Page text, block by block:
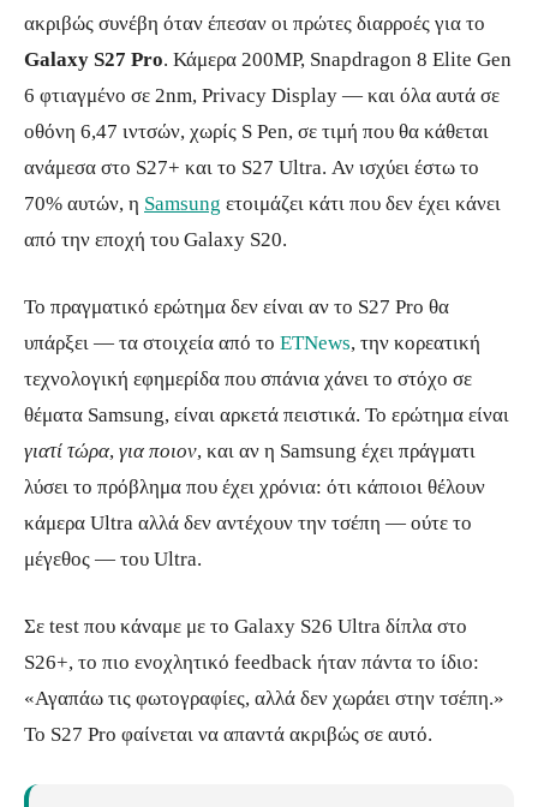
ακριβώς συνέβη όταν έπεσαν οι πρώτες διαρροές για το
Galaxy S27 Pro. Κάμερα 200MP, Snapdragon 8 Elite Gen
6 φτιαγμένο σε 2nm, Privacy Display — και όλα αυτά σε
οθόνη 6,47 ιντσών, χωρίς S Pen, σε τιμή που θα κάθεται
ανάμεσα στο S27+ και το S27 Ultra. Αν ισχύει έστω το
70% αυτών, η Samsung ετοιμάζει κάτι που δεν έχει κάνει
από την εποχή του Galaxy S20.
Το πραγματικό ερώτημα δεν είναι αν το S27 Pro θα
υπάρξει — τα στοιχεία από το ETNews, την κορεατική
τεχνολογική εφημερίδα που σπάνια χάνει το στόχο σε
θέματα Samsung, είναι αρκετά πειστικά. Το ερώτημα είναι
γιατί τώρα, για ποιον, και αν η Samsung έχει πράγματι
λύσει το πρόβλημα που έχει χρόνια: ότι κάποιοι θέλουν
κάμερα Ultra αλλά δεν αντέχουν την τσέπη — ούτε το
μέγεθος — του Ultra.
Σε test που κάναμε με το Galaxy S26 Ultra δίπλα στο
S26+, το πιο ενοχλητικό feedback ήταν πάντα το ίδιο:
«Αγαπάω τις φωτογραφίες, αλλά δεν χωράει στην τσέπη.»
Το S27 Pro φαίνεται να απαντά ακριβώς σε αυτό.